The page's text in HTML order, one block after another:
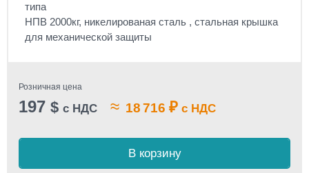
типа
НПВ 2000кг, никелированая сталь , стальная крышка
для механической защиты
Розничная цена
197 $ с НДС ≈ 18 716 ₽ с НДС
В корзину